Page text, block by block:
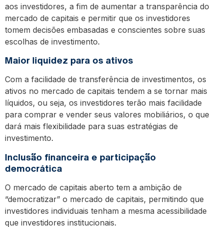
aos investidores, a fim de aumentar a transparência do
mercado de capitais e permitir que os investidores
tomem decisões embasadas e conscientes sobre suas
escolhas de investimento.
Maior liquidez para os ativos
Com a facilidade de transferência de investimentos, os
ativos no mercado de capitais tendem a se tornar mais
líquidos, ou seja, os investidores terão mais facilidade
para comprar e vender seus valores mobiliários, o que
dará mais flexibilidade para suas estratégias de
investimento.
Inclusão financeira e participação
democrática
O mercado de capitais aberto tem a ambição de
“democratizar” o mercado de capitais, permitindo que
investidores individuais tenham a mesma acessibilidade
que investidores institucionais.